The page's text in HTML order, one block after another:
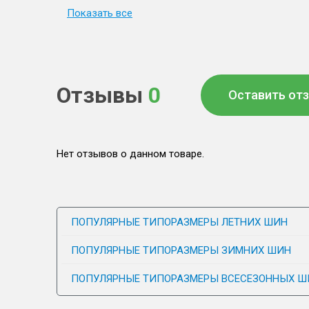
Показать все
Отзывы 0 Оставить
Нет отзывов о данном товаре.
ПОПУЛЯРНЫЕ ТИПОРАЗМЕРЫ ЛЕТНИХ ШИН
ПОПУЛЯРНЫЕ ТИПОРАЗМЕРЫ ЗИМНИХ ШИН
ПОПУЛЯРНЫЕ ТИПОРАЗМЕРЫ ВСЕСЕЗОННЫХ